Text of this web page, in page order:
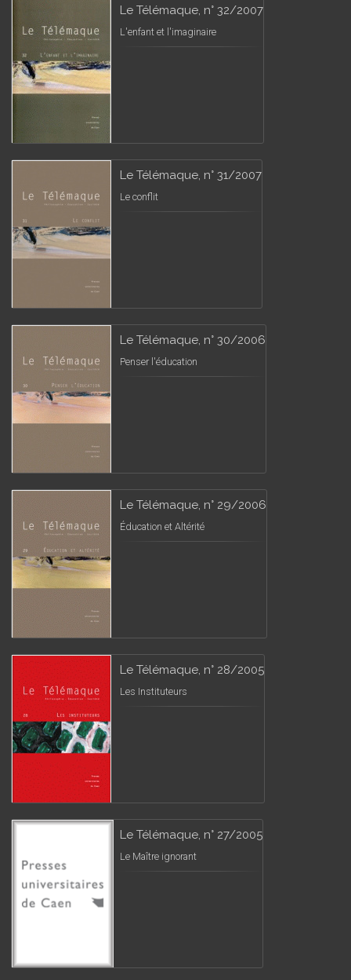
Le Télémaque, n° 32/2007
L'enfant et l'imaginaire
Le Télémaque, n° 31/2007
Le conflit
Le Télémaque, n° 30/2006
Penser l'éducation
Le Télémaque, n° 29/2006
Éducation et Altérité
Le Télémaque, n° 28/2005
Les Instituteurs
Le Télémaque, n° 27/2005
Le Maître ignorant